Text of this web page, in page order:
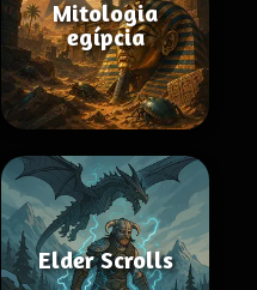
Mitologia
egípcia
Elder Scrolls